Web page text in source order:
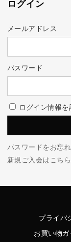
ログイン
メールアドレス
パスワード
ログイン情報を
パスワードをお忘
新規ご入会はこちら
プライバ
お買い物ガ